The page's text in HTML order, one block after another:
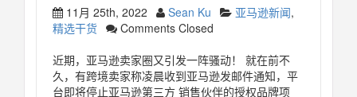
11月 25th, 2022 Sean Ku 亚马逊新闻,
精选干货
Comments Closed
近期，亚马逊卖家圈又引发一阵骚动！ 就在前不
久，有跨境卖家称凌晨收到亚马逊发邮件通知，平
台即将停止亚马逊第三方 销售伙伴的授权品牌项